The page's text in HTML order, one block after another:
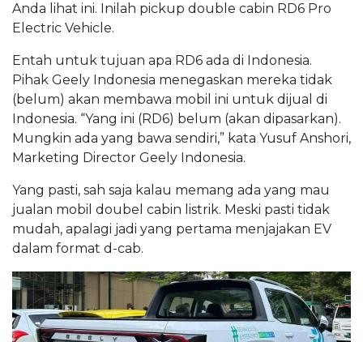
Anda lihat ini. Inilah pickup double cabin RD6 Pro
Electric Vehicle.
Entah untuk tujuan apa RD6 ada di Indonesia.
Pihak Geely Indonesia menegaskan mereka tidak
(belum) akan membawa mobil ini untuk dijual di
Indonesia. “Yang ini (RD6) belum (akan dipasarkan).
Mungkin ada yang bawa sendiri,” kata Yusuf Anshori,
Marketing Director Geely Indonesia.
Yang pasti, sah saja kalau memang ada yang mau
jualan mobil doubel cabin listrik. Meski pasti tidak
mudah, apalagi jadi yang pertama menjajakan EV
dalam format d-cab.